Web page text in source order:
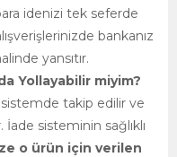
idenizi tek seferde
bankanız
yansıtır.
Yollayabilir miyim?
sistemde takip edilir ve
İade sisteminin sağlıklı
o ürün için verilen